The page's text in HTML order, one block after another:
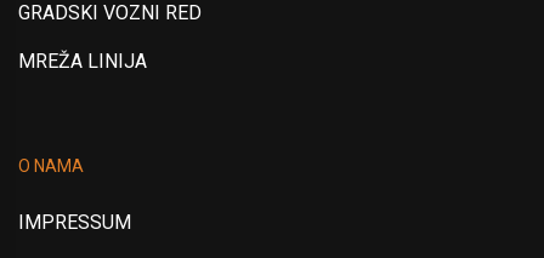
GRADSKI VOZNI RED
MREŽA LINIJA
O NAMA
IMPRESSUM